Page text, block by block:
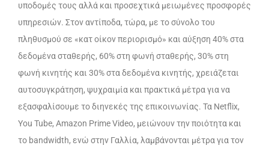
υποδομές τους αλλά και προσεχτικά μειωμένες προσφορές
υπηρεσιών. Στον αντίποδα, τώρα, με το σύνολο του
πληθυσμού σε «κατ οίκον περιορισμό» και αύξηση 40% στα
δεδομένα σταθερής, 60% στη φωνή σταθερής, 30% στη
φωνή κινητής και 30% στα δεδομένα κινητής, χρειάζεται
αυτοσυγκράτηση, ψυχραιμία και πρακτικά μέτρα για να
εξασφαλίσουμε το διηνεκές της επικοινωνίας. Τα Netflix,
You Tube, Amazon Prime Video, μειώνουν την ποιότητα και
το bandwidth, ενώ στην Γαλλία, λαμβάνονται μέτρα για τον